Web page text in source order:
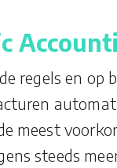
regels en op
meest
steeds